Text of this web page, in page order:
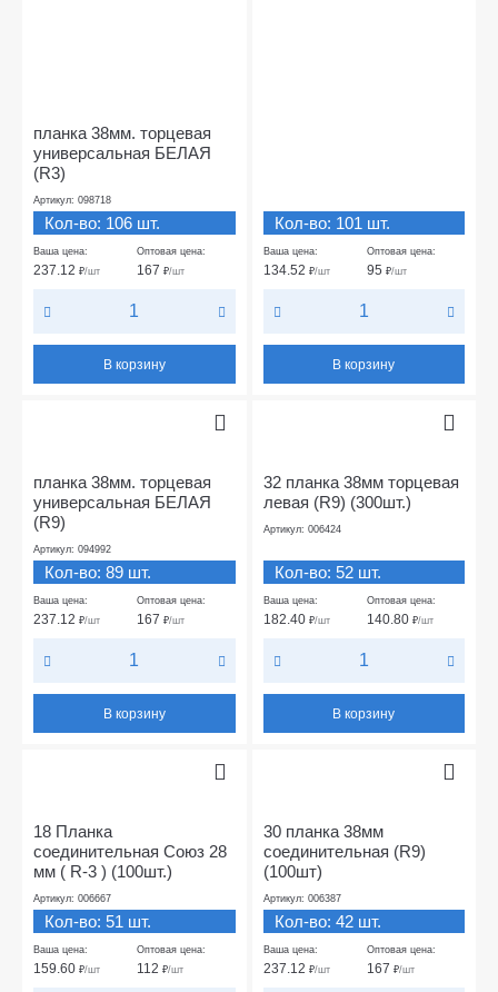
планка 38мм. торцевая
универсальная БЕЛАЯ
(R3)
Артикул: 098718
Кол-во: 106 шт.
Ваша цена:
237.12 ₽/шт
Оптовая цена:
167₽/шт
В корзину
Кол-во: 101 шт.
Ваша цена:
134.52 ₽/шт
Оптовая цена:
95 ₽/шт
В корзину
планка 38мм. торцевая
универсальная БЕЛАЯ
(R9)
Артикул: 094992
Кол-во: 89 шт.
Ваша цена:
237.12 ₽/шт
Оптовая цена:
167₽/шт
В корзину
32 планка 38мм торцевая
левая (R9) (300шт.)
Артикул: 006424
Кол-во: 52 шт.
Ваша цена:
182.40 ₽/шт
Оптовая цена:
140.80 ₽/шт
В корзину
18 Планка
соединительная Союз 28
мм ( R-3 ) (100шт.)
Артикул: 006667
Кол-во: 51 шт.
Ваша цена:
159.60 ₽/шт
Оптовая цена:
112₽/шт
30 планка 38мм
соединительная (R9)
(100шт)
Артикул: 006387
Кол-во: 42 шт.
Ваша цена:
237.12 ₽/шт
Оптовая цена:
167 ₽/шт